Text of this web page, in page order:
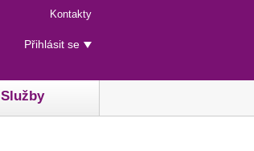
Menu
rychlého
přístupu
Kontakty
Uživatelské
menu
Přihlásit se
Služby